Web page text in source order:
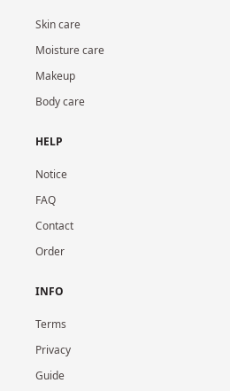
Skin care
Moisture care
Makeup
Body care
HELP
Notice
FAQ
Contact
Order
INFO
Terms
Privacy
Guide